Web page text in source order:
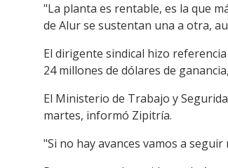
"La planta es rentable, es la que
de Alur se sustentan una a otra,
El dirigente sindical hizo
24 millones de dólares de
El Ministerio de Trabajo y
martes, informó Zipitría.
"Si no hay avances vamos a